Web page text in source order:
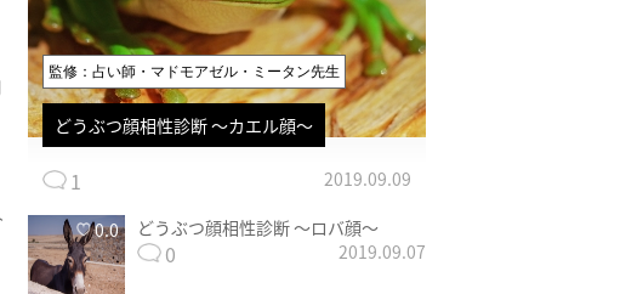
監修：占い師・マドモアゼル・ミータン先生
どうぶつ顔相性診断 〜カエル顔〜
1 2019.09.09
0.0 どうぶつ顔相性診断 〜ロバ顔〜
0 2019.09.07